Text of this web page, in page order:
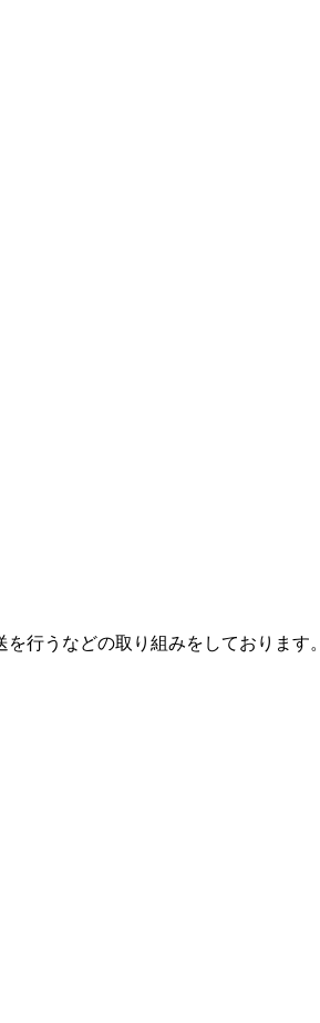
行うなどの取り組みをしております。